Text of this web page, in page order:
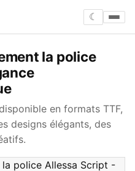
☾
la police
en formats TTF,
designs élégants, des